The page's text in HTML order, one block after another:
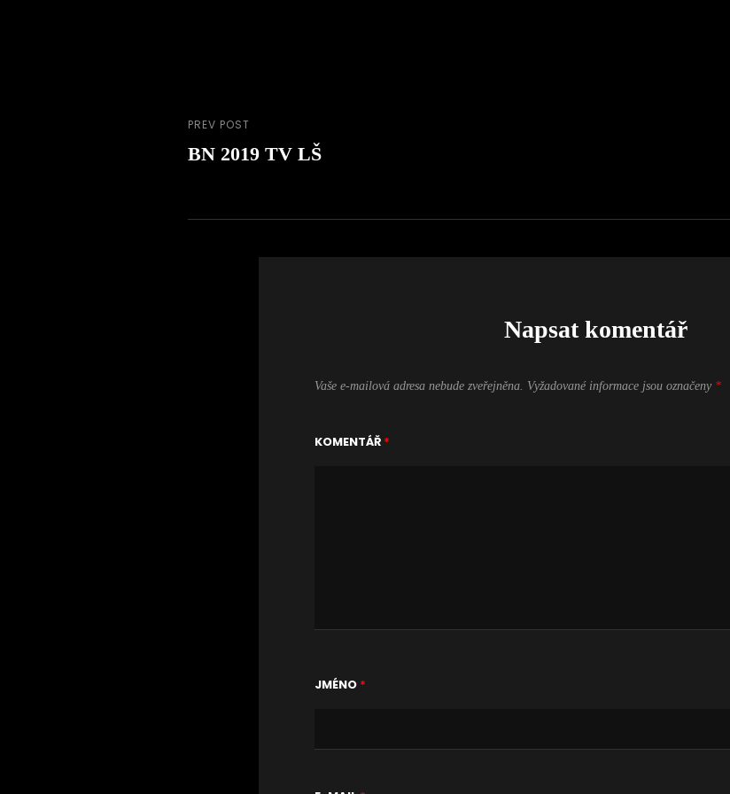
Navigace
pro
Previous
Post
PREV POST
BN 2019 TV LŠ
Napsat komentář
Vaše e-mailová adresa nebude zveřejněna. Vyžadované informace jsou označeny *
KOMENTÁŘ *
JMÉNO *